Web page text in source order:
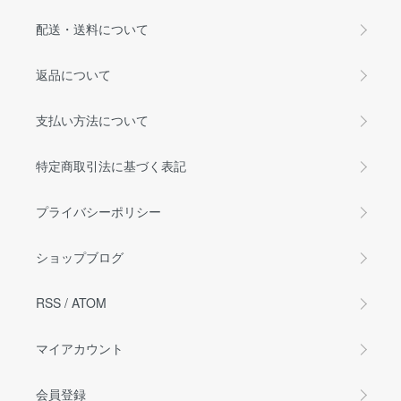
配送・送料について
返品について
支払い方法について
特定商取引法に基づく表記
プライバシーポリシー
ショップブログ
RSS / ATOM
マイアカウント
会員登録